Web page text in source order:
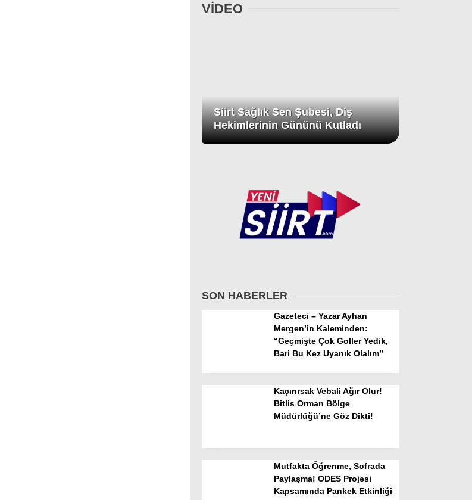
VİDEO
Siirt Sağlık Sen Şubesi, Diş
Hekimlerinin Gününü Kutladı
SON HABERLER
Gazeteci – Yazar Ayhan
Mergen’in Kaleminden:
“Geçmişte Çok Goller Yedik,
Bari Bu Kez Uyanık Olalım”
Kaçırırsak Vebali Ağır Olur!
Bitlis Orman Bölge
Müdürlüğü’ne Göz Dikti!
Mutfakta Öğrenme, Sofrada
Paylaşma! ODES Projesi
Kapsamında Pankek Etkinliği